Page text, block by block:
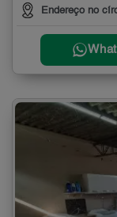
Endereço no